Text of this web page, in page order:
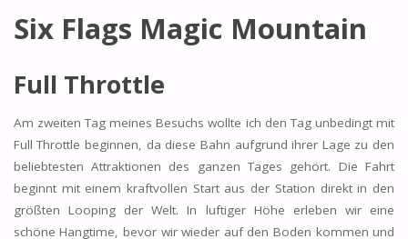
Six Flags Magic Mountain
Full Throttle
Am zweiten Tag meines Besuchs wollte ich den Tag unbedingt mit
Full Throttle beginnen, da diese Bahn aufgrund ihrer Lage zu den
beliebtesten Attraktionen des ganzen Tages gehört. Die Fahrt
beginnt mit einem kraftvollen Start aus der Station direkt in den
größten Looping der Welt. In luftiger Höhe erleben wir eine
schöne Hangtime, bevor wir wieder auf den Boden kommen und